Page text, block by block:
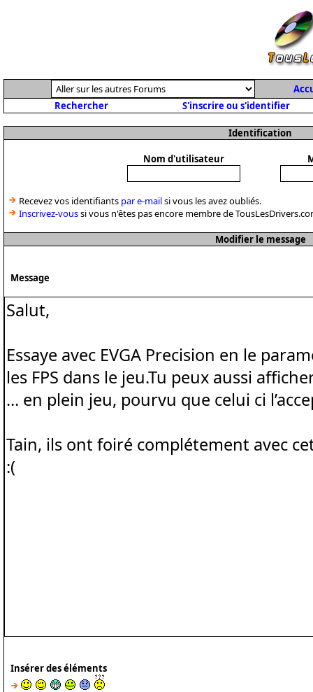
Rechercher
S'inscrire ou s'identifier
Identification
Nom d'utilisateur
Recevez vos identifiants par e-mailsi vous les avez oubliés.
Inscrivez-voussi vous n'êtes pas encore membre de
Modifier le message
Message
Insérer des éléments